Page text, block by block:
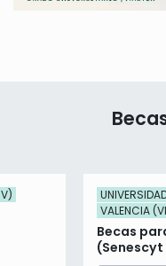
VALENCIA
Becas
(Senescyt